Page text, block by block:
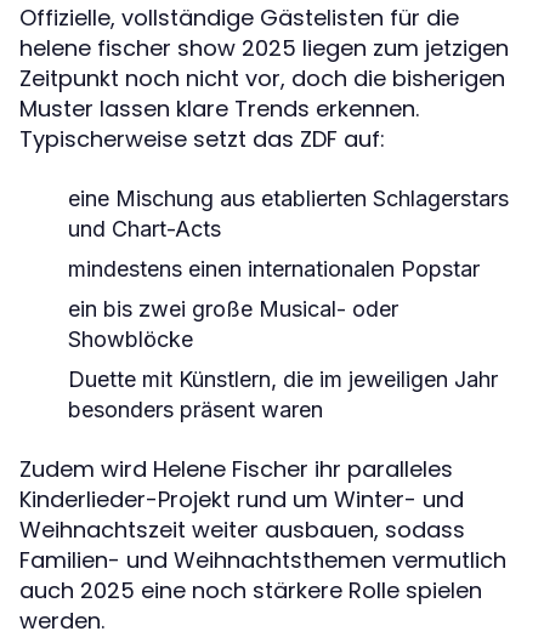
Offizielle, vollständige Gästelisten für die
helene fischer show 2025 liegen zum jetzigen
Zeitpunkt noch nicht vor, doch die bisherigen
Muster lassen klare Trends erkennen.
Typischerweise setzt das ZDF auf:
eine Mischung aus etablierten Schlagerstars
und Chart-Acts
mindestens einen internationalen Popstar
ein bis zwei große Musical- oder
Showblöcke
Duette mit Künstlern, die im jeweiligen Jahr
besonders präsent waren
Zudem wird Helene Fischer ihr paralleles
Kinderlieder-Projekt rund um Winter- und
Weihnachtszeit weiter ausbauen, sodass
Familien- und Weihnachtsthemen vermutlich
auch 2025 eine noch stärkere Rolle spielen
werden.